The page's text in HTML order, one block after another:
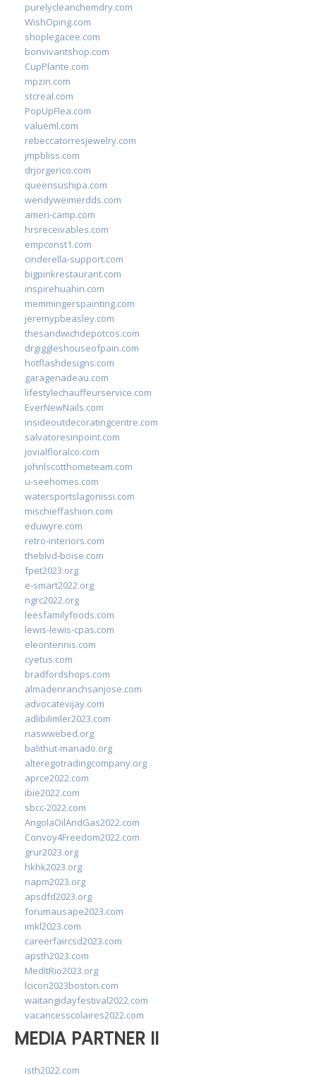
purelycleanchemdry.com
WishOping.com
shoplegacee.com
bonvivantshop.com
CupPlante.com
mpzin.com
stcreal.com
PopUpFlea.com
valueml.com
rebeccatorresjewelry.com
jmpbliss.com
drjorgerico.com
queensushipa.com
wendyweimerdds.com
ameri-camp.com
hrsreceivables.com
empconst1.com
cinderella-support.com
bigpinkrestaurant.com
inspirehuahin.com
memmingerspainting.com
jeremypbeasley.com
thesandwichdepotcos.com
drgiggleshouseofpain.com
hotflashdesigns.com
garagenadeau.com
lifestylechauffeurservice.com
EverNewNails.com
insideoutdecoratingcentre.com
salvatoresinpoint.com
jovialfloralco.com
johnlscotthometeam.com
u-seehomes.com
watersportslagonissi.com
mischieffashion.com
eduwyre.com
retro-interiors.com
theblvd-boise.com
fpet2023.org
e-smart2022.org
ngrc2022.org
leesfamilyfoods.com
lewis-lewis-cpas.com
eleontennis.com
cyetus.com
bradfordshops.com
almadenranchsanjose.com
advocatevijay.com
adlibilimler2023.com
naswwebed.org
balithut-manado.org
alteregotradingcompany.org
aprce2022.com
ibie2022.com
sbcc-2022.com
AngolaOilAndGas2022.com
Convoy4Freedom2022.com
grur2023.org
hkhk2023.org
napm2023.org
apsdfd2023.org
forumausape2023.com
imkl2023.com
careerfaircsd2023.com
apsth2023.com
MedItRio2023.org
lcicon2023boston.com
waitangidayfestival2022.com
vacancesscolaires2022.com
MEDIA PARTNER II
isth2022.com